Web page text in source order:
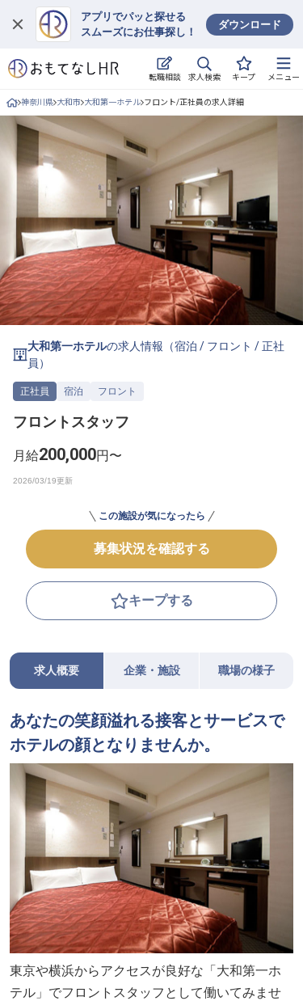
アプリでパッと探せる
スムーズにお仕事探し！
ダウンロード
転職相談 求人検索 キープ メニュー
ログイン
求人・施設を探す
キープした求人
就職・転職 合同説明会
おもてなしHRについて
ご利用の流れ
よくある質問
ホテル・宿泊業界情報コラム
無料 転職サポートに申し込む
採用をお考えの企業様へ
神奈川県 大和市 大和第一ホテル フロント/正社員の求人詳細
大和第一ホテルの求人情報（宿泊 / フロント /正社
員 ）
正社員 宿泊 フロント
フロントスタッフ
月給200,000円〜
この施設が気になったら
募集状況を確認する
キープする
求人概要 企業・施設 職場の様子
あなたの笑顔溢れる接客とサービスで
ホテルの顔となりませんか。
東京や横浜からアクセスが良好な「大和第一ホ
テル」でフロントスタッフとして働いてみませ